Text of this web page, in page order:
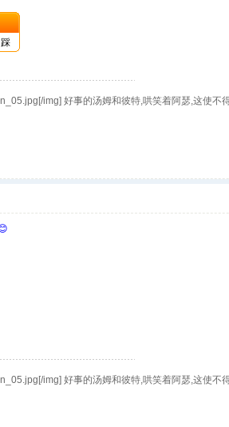
踩
img] 好事的汤姆和彼特,哄笑着阿瑟,这使
img] 好事的汤姆和彼特,哄笑着阿瑟,这使